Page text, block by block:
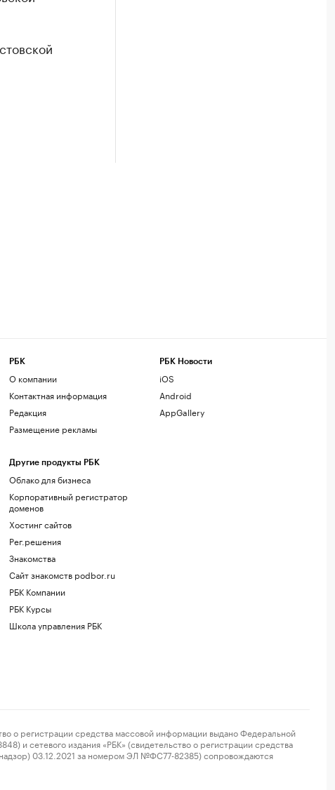
РБК
О компании
Контактная информация
Редакция
Размещение рекламы
Другие продукты РБК
Облако для бизнеса
Корпоративный регистратор
доменов
Хостинг сайтов
Рег.решения
Знакомства
Сайт знакомств podbor.ru
РБК Компании
РБК Курсы
Школа управления РБК
РБК Новости
iOS
Android
AppGallery
регистрации средства массовой информации выдано Федеральной
и сетевого издания «РБК» (свидетельство о регистрации средства
03.12.2021 за номером ЭЛ №ФС77-82385) сопровождаются